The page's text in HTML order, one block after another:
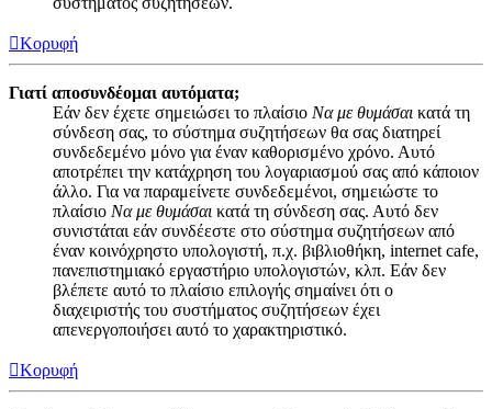
Κορυφή
Γιατί αποσυνδέομαι αυτόματα;
Εάν δεν έχετε σημειώσει το πλαίσιο Να με θυμάσαι κατά τη
σύνδεση σας, το σύστημα συζητήσεων θα σας διατηρεί
συνδεδεμένο μόνο για έναν καθορισμένο χρόνο. Αυτό
αποτρέπει την κατάχρηση του λογαριασμού σας από κάποιον
άλλο. Για να παραμείνετε συνδεδεμένοι, σημειώστε το
πλαίσιο Να με θυμάσαι κατά τη σύνδεση σας. Αυτό δεν
συνιστάται εάν συνδέεστε στο σύστημα συζητήσεων από
έναν κοινόχρηστο υπολογιστή, π.χ. βιβλιοθήκη, internet cafe,
πανεπιστημιακό εργαστήριο υπολογιστών, κλπ. Εάν δεν
βλέπετε αυτό το πλαίσιο επιλογής σημαίνει ότι ο
διαχειριστής του συστήματος συζητήσεων έχει
απενεργοποιήσει αυτό το χαρακτηριστικό.
Κορυφή